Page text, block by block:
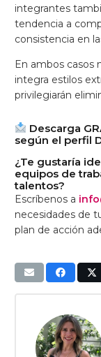
integrantes
tendencia a
consistencia en
En ambos casos
integra estilos
privilegiarán
Descarga
según el perfil
¿Te gustaría
equipos de
talentos?
Escríbenos a
necesidades de
plan de acción